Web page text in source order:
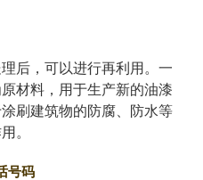
后，可以进行再利用。一
材料，用于生产新的油漆
刷建筑物的防腐、防水等
。
号码